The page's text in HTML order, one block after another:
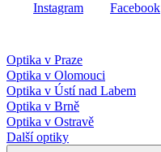
Instagram Facebook
Optika v Praze
Optika v Olomouci
Optika v Ústí nad Labem
Optika v Brně
Optika v Ostravě
Další optiky